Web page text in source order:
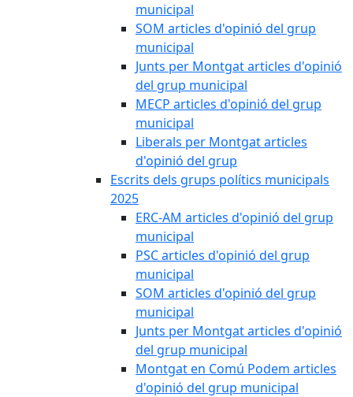
municipal
SOM articles d'opinió del grup
municipal
Junts per Montgat articles d'opinió
del grup municipal
MECP articles d'opinió del grup
municipal
Liberals per Montgat articles
d'opinió del grup
Escrits dels grups polítics municipals
2025
ERC-AM articles d'opinió del grup
municipal
PSC articles d'opinió del grup
municipal
SOM articles d'opinió del grup
municipal
Junts per Montgat articles d'opinió
del grup municipal
Montgat en Comú Podem articles
d'opinió del grup municipal